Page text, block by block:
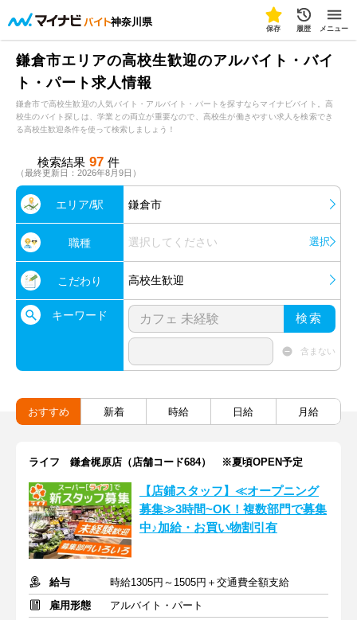
神奈川県
保存 履歴 メニュー
鎌倉市エリアの高校生歓迎のアルバイト・バイ
ト・パート求人情報
鎌倉市で高校生歓迎の人気バイト・アルバイト・パートを探すならマイナビバイト。高
校生のバイト探しは、学業との両立が重要なので、高校生が働きやすい求人を検索でき
る高校生歓迎条件を使って検索しましょう！
検索結果 97 件
（最終更新日：2026年8月9日）
エリア/駅 鎌倉市
職種 選択してください 選択
こだわり 高校生歓迎
キーワード 検索
含まない
おすすめ 新着 時給 日給 月給
ライフ 鎌倉梶原店（店舗コード684） ※夏頃OPEN予定
【店鋪スタッフ】≪オープニング
募集≫3時間~OK！複数部門で募集
中♪加給・お買い物割引有
給与
時給1305円～1505円＋交通費全額支給
雇用形態
アルバイト・パート